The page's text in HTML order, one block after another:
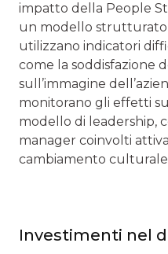
impatto della People
un modello
utilizzano indicatori
come la soddisfazione
sull’immagine
monitorano gli effetti
modello di leadership,
manager coinvolti
cambiamento culturale
Investimenti nel